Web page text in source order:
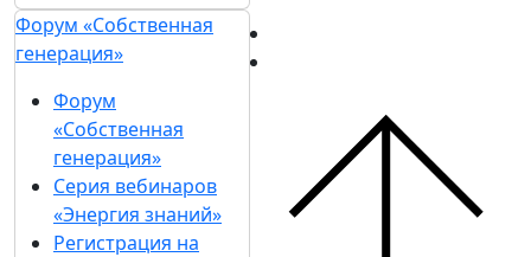
Форум «Собственная
генерация»
Форум
«Собственная
генерация»
Серия вебинаров
«Энергия знаний»
Регистрация на